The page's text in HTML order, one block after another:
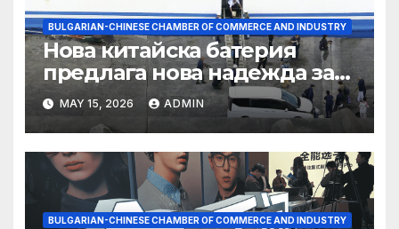
BULGARIAN-CHINESE CHAMBER OF COMMERCE AND INDUSTRY
Нова китайска батерия
предлага нова надежда за
съхранение на водород
MAY 15, 2026 ADMIN
BULGARIAN-CHINESE CHAMBER OF COMMERCE AND INDUSTRY